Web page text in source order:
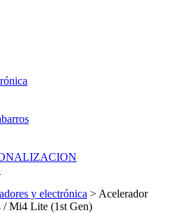
y electrónica > Acelerador
Mi4 Lite (1st Gen)